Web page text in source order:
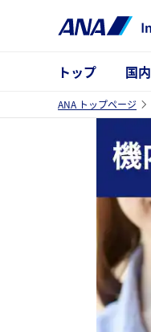
トップ 国内
ANA トップページ